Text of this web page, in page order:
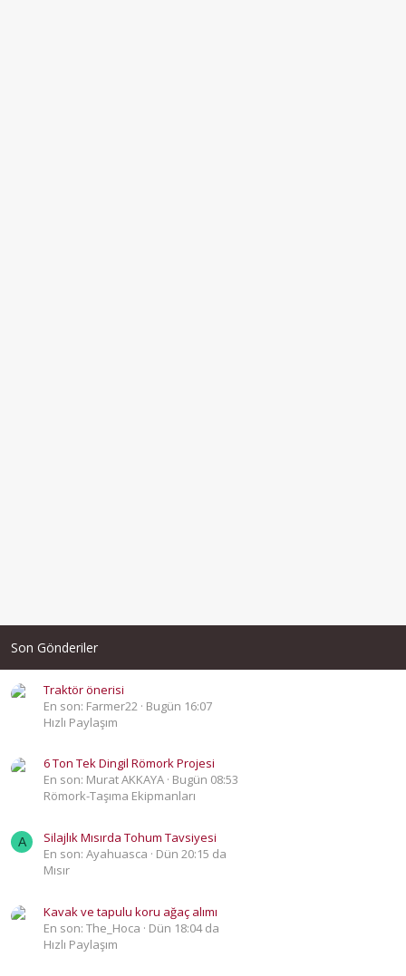
Son Gönderiler
Traktör önerisi
En son: Farmer22 Bugün 16:07
Hızlı Paylaşım
6 Ton Tek Dingil Römork Projesi
En son: Murat AKKAYA Bugün 08:53
Römork-Taşıma Ekipmanları
A
Silajlık Mısırda Tohum Tavsiyesi
En son: Ayahuasca
Dün 20:15 da
Mısır
Kavak ve tapulu koru ağaç alımı
En son: The_Hoca
Dün 18:04 da
Hızlı Paylaşım